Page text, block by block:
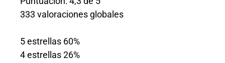
333 valoraciones globales
5 estrellas 60%
4 estrellas 26%